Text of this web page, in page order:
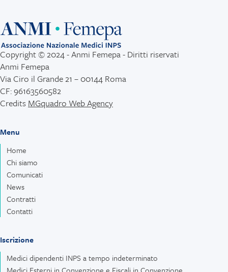
Copyright © 2024 - Anmi Femepa - Diritti riservati
Anmi Femepa
Via Ciro il Grande 21 – 00144 Roma
CF: 96163560582
Credits MGquadro Web Agency
Menu
Home
Chi siamo
Comunicati
News
Contratti
Contatti
Iscrizione
Medici dipendenti INPS a tempo indeterminato